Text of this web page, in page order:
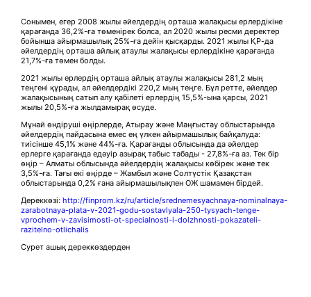
Сонымен, егер 2008 жылы әйелдердің орташа жалақысы ерлердікіне
қарағанда 36,2%-ға төменірек болса, ал 2020 жылы ресми деректер
бойынша айырмашылық 25%-ға дейін қысқарды. 2021 жылы ҚР-да
әйелдердің орташа айлық атаулы жалақысы ерлердікіне қарағанда
21,7%-ға төмен болды.
2021 жылы ерлердің орташа айлық атаулы жалақысы 281,2 мың
теңгені құрады, ал әйелдердікі 220,2 мың теңге. Бұл ретте, әйелдер
жалақысының сатып алу қабілеті ерлердің 15,5%-ына қарсы, 2021
жылы 20,5%-ға жылдамырақ өсуде.
Мұнай өндіруші өңірлерде, Атырау және Маңғыстау облыстарында
әйелдердің пайдасына емес ең үлкен айырмашылық байқалуда:
тиісінше 45,1% және 44%-ға. Қарағанды облысында да әйелдер
ерлерге қарағанда едәуір азырақ табыс табады - 27,8%-ға аз. Тек бір
өңір – Алматы облысында әйелдердің жалақысы көбірек және тек
3,5%-ға. Тағы екі өңірде – Жамбыл және Солтүстік Қазақстан
облыстарында 0,2% ғана айырмашылықпен ОЖ шамамен бірдей.
Дереккөзі: http://finprom.kz/ru/article/srednemesyachnaya-nominalnaya-
zarabotnaya-plata-v-2021-godu-sostavlyala-250-tysyach-tenge-
vprochem-v-zavisimosti-ot-specialnosti-i-dolzhnosti-pokazateli-
razitelno-otlichalis
Сурет ашық дереккөздерден